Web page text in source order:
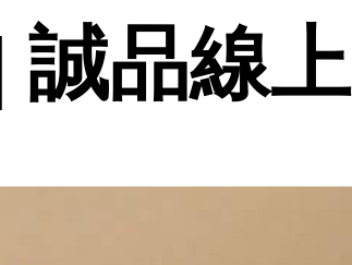
誠品線上